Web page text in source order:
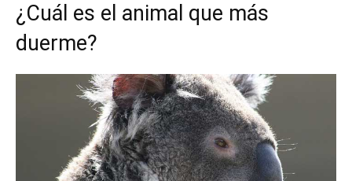
¿Cuál es el animal que más
duerme?